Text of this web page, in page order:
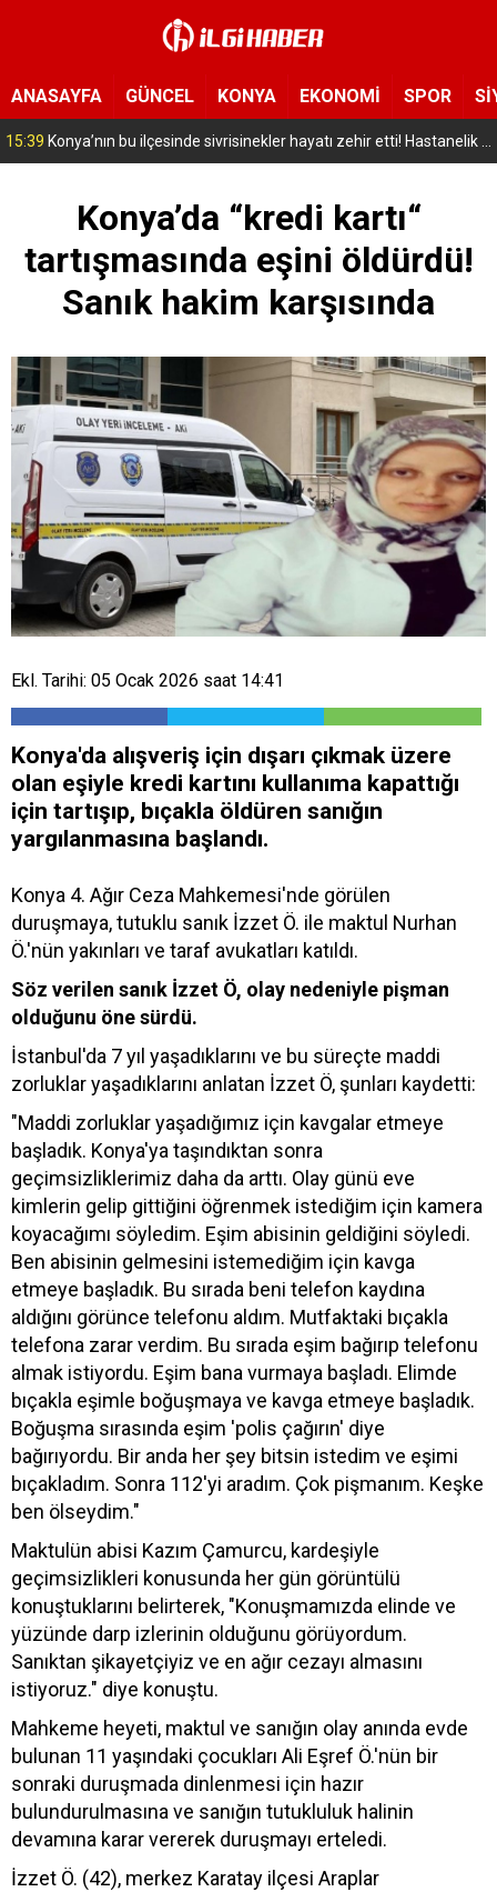
ANASAYFA GÜNCEL KONYA EKONOMİ SPOR
12:53 Konya’da bir apartmanın çatısında yangın çıktı!
Konya’da “kredi kartı“
tartışmasında eşini öldürdü!
Sanık hakim karşısında
Ekl. Tarihi: 05 Ocak 2026 saat 14:41
Konya'da alışveriş için dışarı çıkmak üzere
olan eşiyle kredi kartını kullanıma kapattığı
için tartışıp, bıçakla öldüren sanığın
yargılanmasına başlandı.
Konya 4. Ağır Ceza Mahkemesi'nde görülen
duruşmaya, tutuklu sanık İzzet Ö. ile maktul Nurhan
Ö.'nün yakınları ve taraf avukatları katıldı.
Söz verilen sanık İzzet Ö, olay nedeniyle pişman
olduğunu öne sürdü.
İstanbul'da 7 yıl yaşadıklarını ve bu süreçte maddi
zorluklar yaşadıklarını anlatan İzzet Ö, şunları kaydetti:
"Maddi zorluklar yaşadığımız için kavgalar etmeye
başladık. Konya'ya taşındıktan sonra
geçimsizliklerimiz daha da arttı. Olay günü eve
kimlerin gelip gittiğini öğrenmek istediğim için kamera
koyacağımı söyledim. Eşim abisinin geldiğini söyledi.
Ben abisinin gelmesini istemediğim için kavga
etmeye başladık. Bu sırada beni telefon kaydına
aldığını görünce telefonu aldım. Mutfaktaki bıçakla
telefona zarar verdim. Bu sırada eşim bağırıp telefonu
almak istiyordu. Eşim bana vurmaya başladı. Elimde
bıçakla eşimle boğuşmaya ve kavga etmeye başladık.
Boğuşma sırasında eşim 'polis çağırın' diye
bağırıyordu. Bir anda her şey bitsin istedim ve eşimi
bıçakladım. Sonra 112'yi aradım. Çok pişmanım. Keşke
ben ölseydim."
Maktulün abisi Kazım Çamurcu, kardeşiyle
geçimsizlikleri konusunda her gün görüntülü
konuştuklarını belirterek, "Konuşmamızda elinde ve
yüzünde darp izlerinin olduğunu görüyordum.
Sanıktan şikayetçiyiz ve en ağır cezayı almasını
istiyoruz." diye konuştu.
Mahkeme heyeti, maktul ve sanığın olay anında evde
bulunan 11 yaşındaki çocukları Ali Eşref Ö.'nün bir
sonraki duruşmada dinlenmesi için hazır
bulundurulmasına ve sanığın tutukluluk halinin
devamına karar vererek duruşmayı erteledi.
İzzet Ö. (42), merkez Karatay ilçesi Araplar